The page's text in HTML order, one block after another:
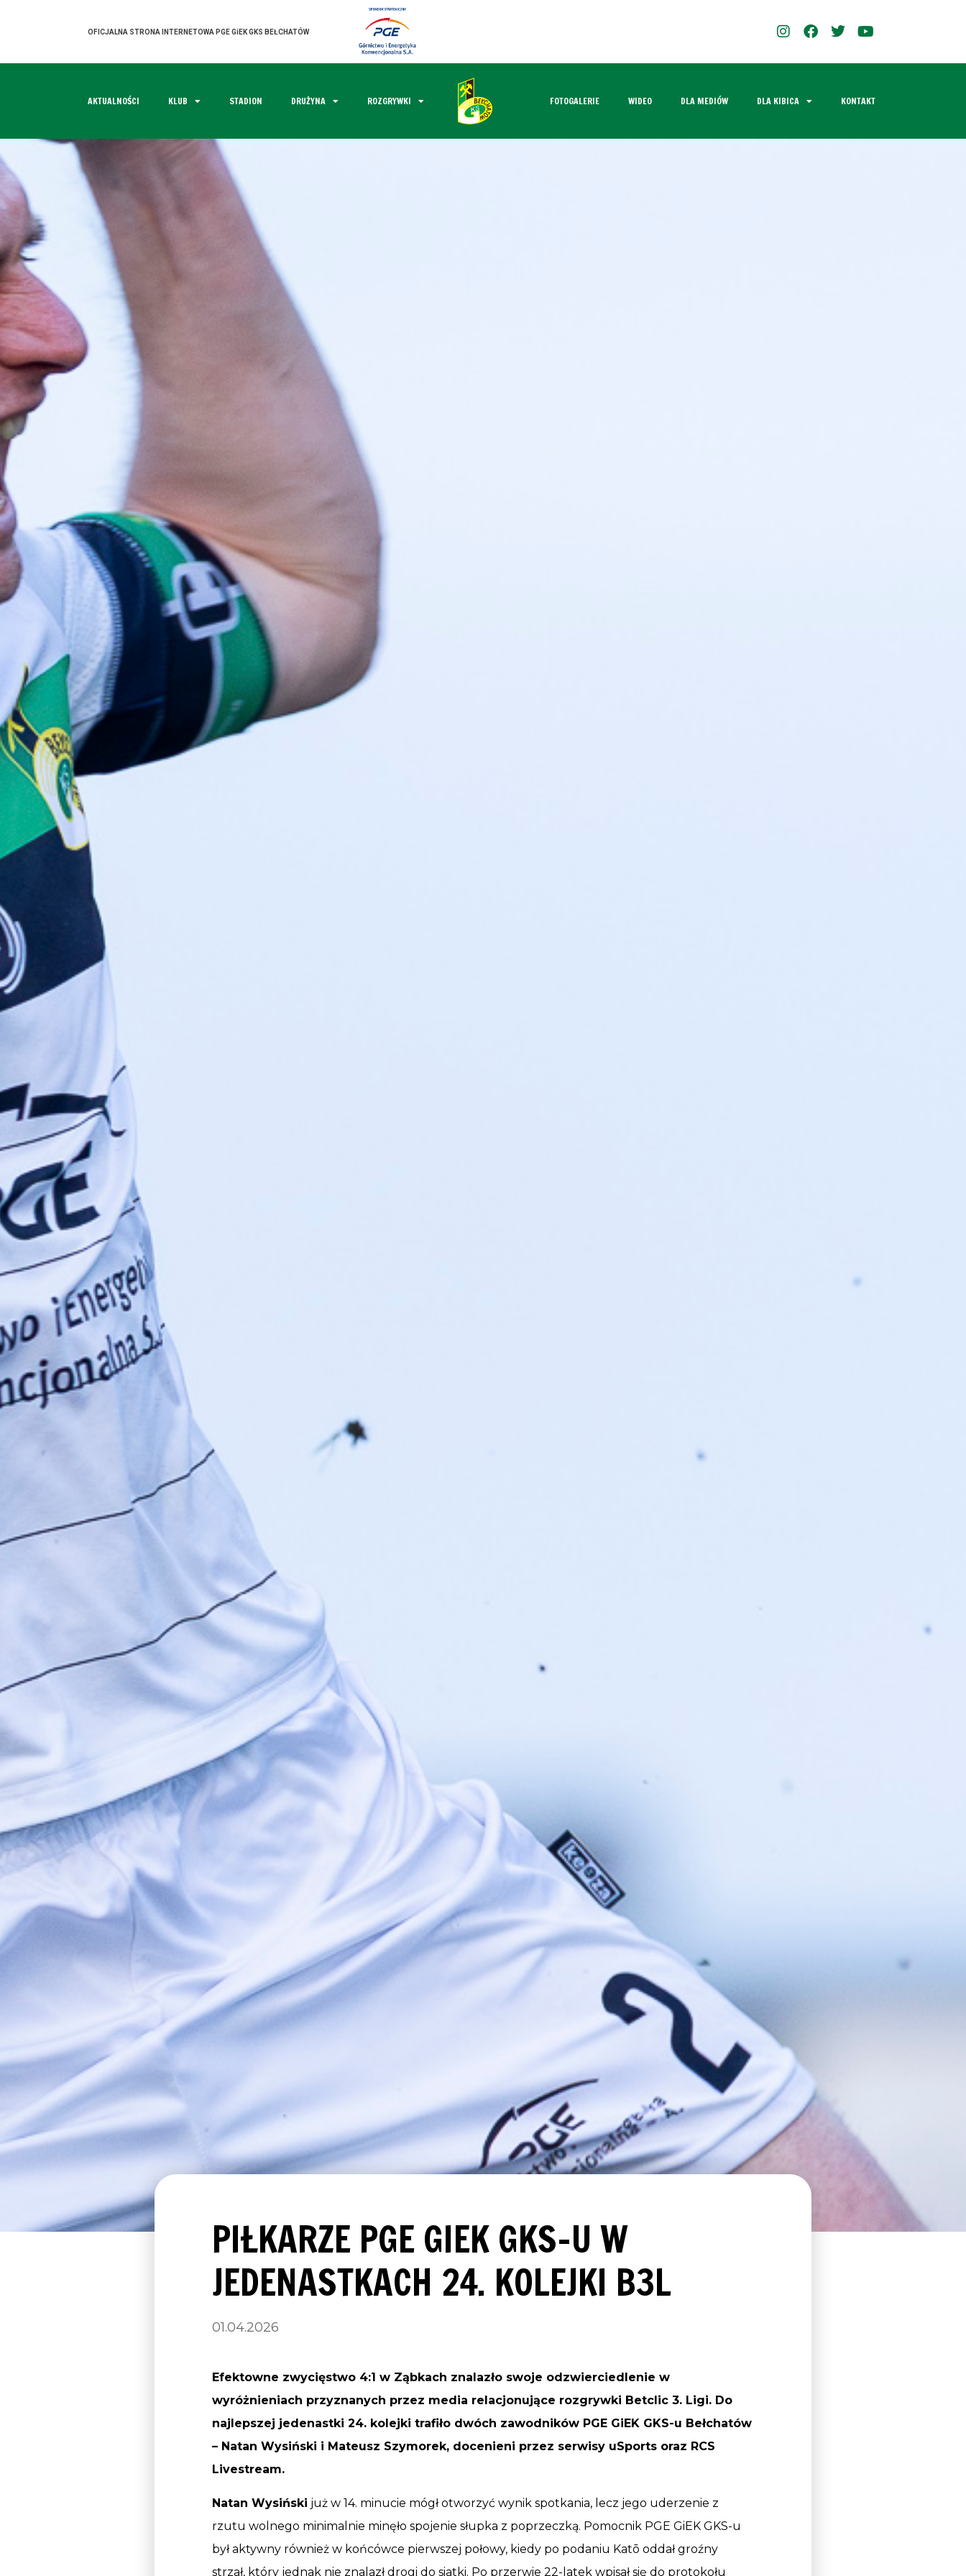
OFICJALNA STRONA INTERNETOWA PGE GiEK GKS BEŁCHATÓW
AKTUALNOŚCI KLUB STADION DRUŻYNA ROZGRYWKI FOTOGALERIE WIDEO DLA MEDIÓW DLA KIBICA KONTAKT
PIŁKARZE PGE GIEK GKS-U W
JEDENASTKACH 24. KOLEJKI B3L
01.04.2026
Efektowne zwycięstwo 4:1 w Ząbkach znalazło swoje odzwierciedlenie w
wyróżnieniach przyznanych przez media relacjonujące rozgrywki Betclic 3. Ligi. Do
najlepszej jedenastki 24. kolejki trafiło dwóch zawodników PGE GiEK GKS-u Bełchatów
– Natan Wysiński i Mateusz Szymorek, docenieni przez serwisy uSports oraz RCS
Livestream.
Natan Wysiński już w 14. minucie mógł otworzyć wynik spotkania, lecz jego uderzenie z
rzutu wolnego minimalnie minęło spojenie słupka z poprzeczką. Pomocnik PGE GiEK GKS-u
był aktywny również w końcówce pierwszej połowy, kiedy po podaniu Katō oddał groźny
strzał, który jednak nie znalazł drogi do siatki. Po przerwie 22-latek wpisał się do protokołu